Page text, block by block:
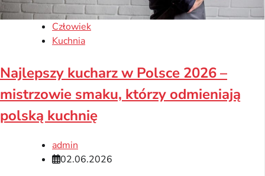
Człowiek
Kuchnia
Najlepszy kucharz w Polsce 2026 –
mistrzowie smaku, którzy odmieniają
polską kuchnię
admin
02.06.2026